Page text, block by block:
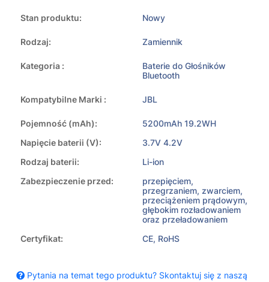
Stan produktu: Nowy
Rodzaj: Zamiennik
Kategoria :
Baterie do Głośników
Bluetooth
Kompatybilne Marki : JBL
Pojemność (mAh):
5200mAh 19.2WH
Napięcie baterii (V):
3.7V 4.2V
Rodzaj baterii:
Li-ion
Zabezpieczenie przed:
przepięciem,
przegrzaniem, zwarciem,
przeciążeniem prądowym,
głębokim rozładowaniem
oraz przeładowaniem
Certyfikat:
CE, RoHS
Pytania na temat tego produktu? Skontaktuj się z naszą